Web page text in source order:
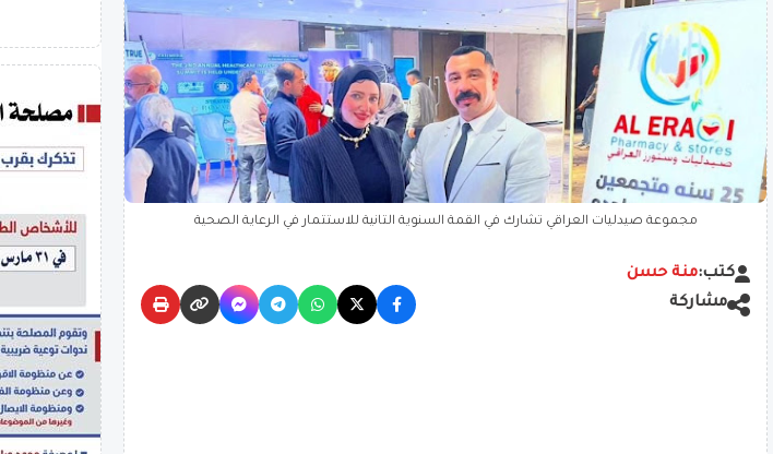
مجموعة صيدليات العراقي تشارك في القمة السنوية الثانية للاستثمار في الرعاية الصحية
كتب:منة حسن
مشاركة